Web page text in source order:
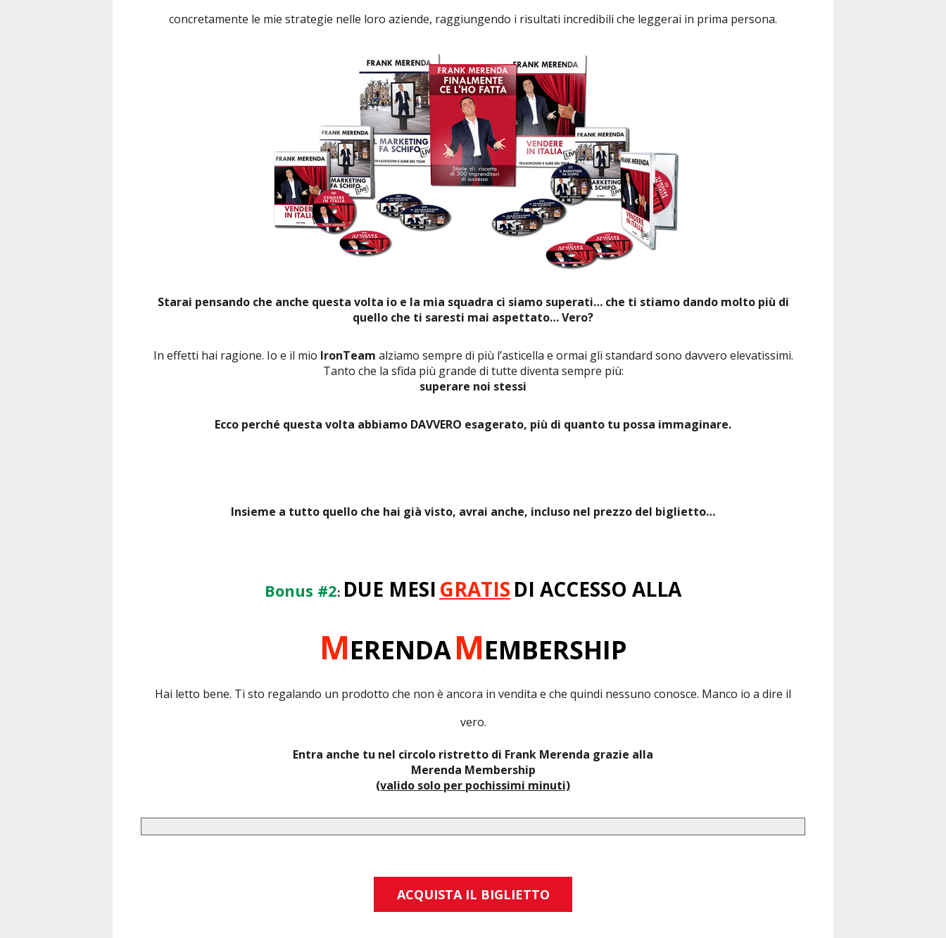
concretamente le mie strategie nelle loro aziende, raggiungendo i risultati incredibili che leggerai in prima persona.
Starai pensando che anche questa volta io e la mia squadra ci siamo superati… che ti stiamo dando molto più di
quello che ti saresti mai aspettato… Vero?
In effetti hai ragione. Io e il mio IronTeam alziamo sempre di più l’asticella e ormai gli standard sono davvero elevatissimi.
Tanto che la sfida più grande di tutte diventa sempre più:
superare noi stessi
Ecco perché questa volta abbiamo DAVVERO esagerato, più di quanto tu possa immaginare.
Insieme a tutto quello che hai già visto, avrai anche, incluso nel prezzo del biglietto…
Bonus #2: DUE MESI GRATIS DI ACCESSO ALLA
MERENDAMEMBERSHIP
Hai letto bene. Ti sto regalando un prodotto che non è ancora in vendita e che quindi nessuno conosce. Manco io a dire il
vero.
Entra anche tu nel circolo ristretto di Frank Merenda grazie alla
Merenda Membership
(valido solo per pochissimi minuti)
ACQUISTA IL BIGLIETTO